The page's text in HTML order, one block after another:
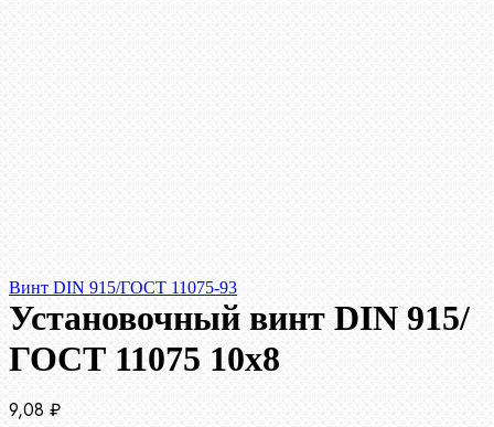
Винт DIN 915/ГОСТ 11075-93
Установочный винт DIN 915/
ГОСТ 11075 10х8
9,08 ₽